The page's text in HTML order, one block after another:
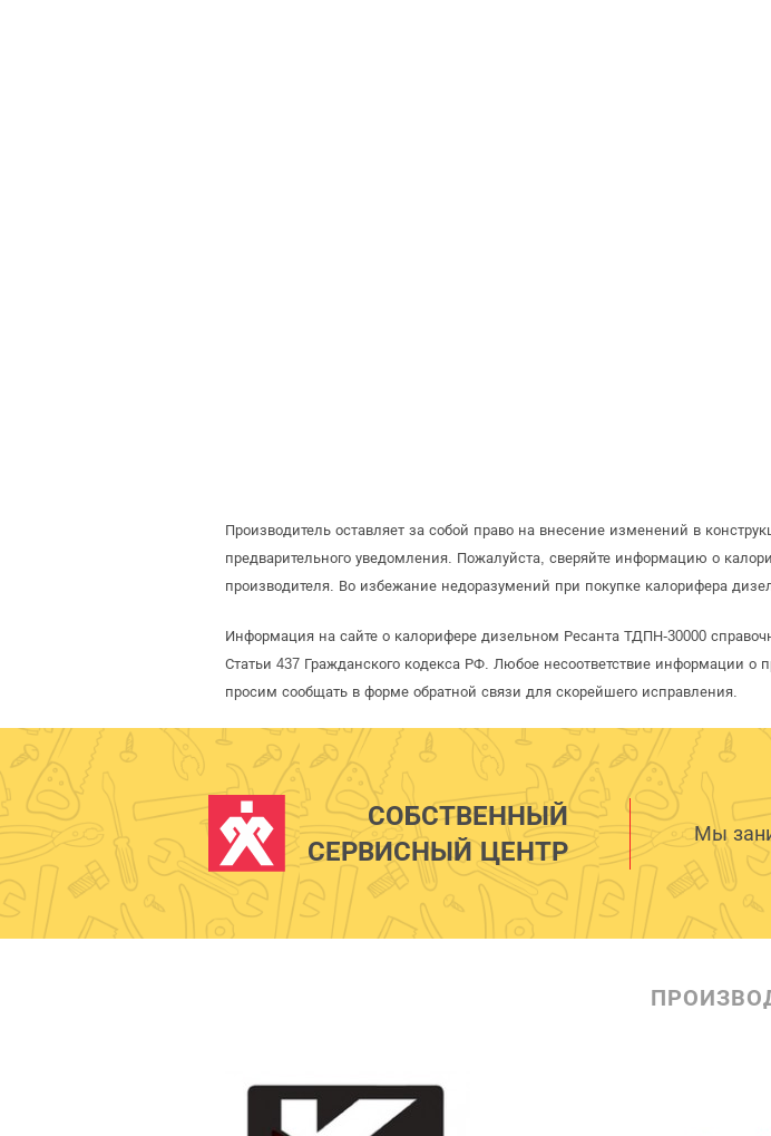
Производитель оставляет за собой право на внесение изменений в
предварительного уведомления. Пожалуйста, сверяйте информацию о
производителя. Во избежание недоразумений при покупке калорифера
Информация на сайте о калорифере дизельном Ресанта ТДПН-30000
Статьи 437 Гражданского кодекса РФ. Любое несоответствие информации о
просим сообщать в форме обратной связи для скорейшего исправления.
СОБСТВЕННЫЙ
СЕРВИСНЫЙ ЦЕНТР
Мы